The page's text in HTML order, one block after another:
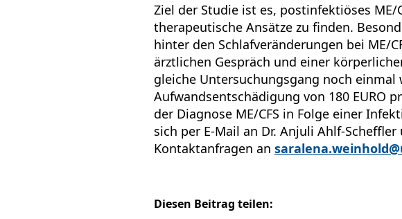
Ziel der Studie ist es, postinfektiöses
therapeutische Ansätze zu finden.
hinter den Schlafveränderungen bei ME/
ärztlichen Gespräch und einer
gleiche Untersuchungsgang noch
Aufwandsentschädigung von 180 EURO
der Diagnose ME/CFS in Folge einer
sich per E-Mail an Dr. Anjuli Ahlf-Scheffler
Kontaktanfragen an
Diesen Beitrag teilen: